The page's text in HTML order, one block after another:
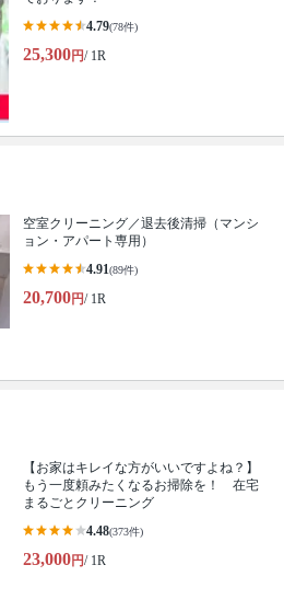
4.79(78件)
25,300円/ 1R
空室クリーニング／退去後清掃（マンシ
ョン・アパート専用）
4.91(89件)
20,700円/ 1R
【お家はキレイな方がいいですよね？】
もう一度頼みたくなるお掃除を！ 在宅
まるごとクリーニング
4.48(373件)
23,000円/ 1R